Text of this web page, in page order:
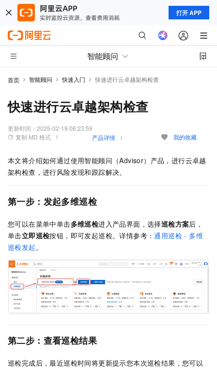
打开 APP
智能顾问
首页 智能顾问 快速入门 快速进行云卓越架构检查
快速进行云卓越架构检查
更新时间： 2025-02-19 06:23:59
复制 MD 格式
产品详情 我的收藏
本文将介绍如何通过使用智能顾问（Advisor）产品，进行云卓越
架构检查，进行风险发现和跟踪解决。
第一步：发起多维巡检
您可以在菜单中单击多维巡检进入产品界面，选择巡检方案后，
单击立即巡检按钮，即可发起巡检。详情参考：通用巡检 - 多维
巡检发起。
第二步：查看巡检结果
巡检完成后，最近巡检时间将更新提示您本次巡检结果，您可以